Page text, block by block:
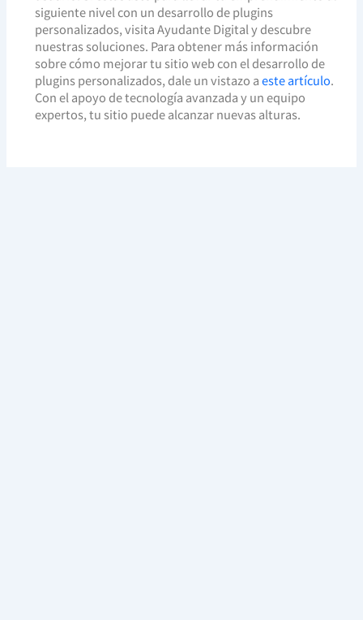
siguiente nivel con un desarrollo de plugins
personalizados, visita Ayudante Digital y descubre
nuestras soluciones. Para obtener más información
sobre cómo mejorar tu sitio web con el desarrollo de
plugins personalizados, dale un vistazo aeste artículo.
Con el apoyo de tecnología avanzada y un equipo
expertos, tu sitio puede alcanzar nuevas alturas.